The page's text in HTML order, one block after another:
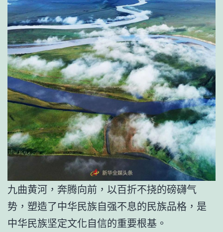
九曲黄河，奔腾向前，以百折不挠的磅礴气
势，塑造了中华民族自强不息的民族品格，是
中华民族坚定文化自信的重要根基。